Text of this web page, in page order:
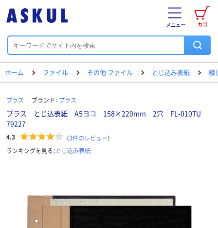
カゴ
メニュー
ホーム ファイル その他 ファイル とじ込み表紙 綴
プラス ブランド： プラス
プラス とじ込表紙 A5ヨコ 158×220mm 2穴 FL-010TU
79227
4.3 （3件のレビュー）
ランキングを見る：とじ込み表紙